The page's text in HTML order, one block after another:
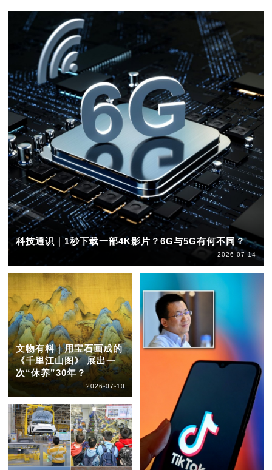
科技通识｜1秒下载一部4K影片？6G与5G有何不同？
2026-07-14
文物有料｜用宝石画成的
《千里江山图》 展出一
次“休养”30年？
2026-07-10